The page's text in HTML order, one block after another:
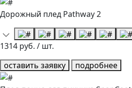
Дорожный плед Pathway 2
1314 руб. / шт.
оставить заявку
подробнее